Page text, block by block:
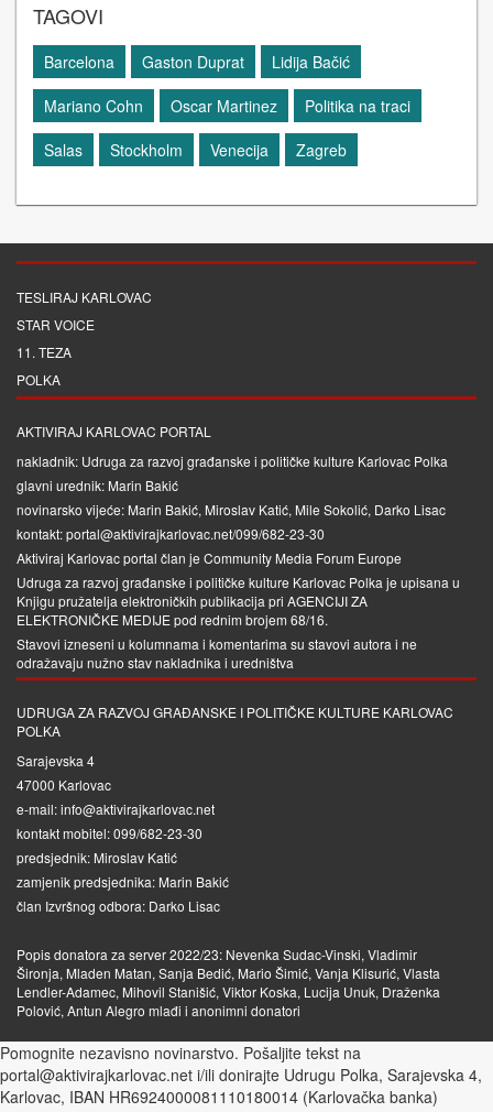
TAGOVI
Barcelona Gaston Duprat
Lidija Bačić
Mariano Cohn
Oscar Martinez
Politika na traci
Salas
Stockholm Venecija Zagreb
TESLIRAJ KARLOVAC
STAR VOICE
11. TEZA
POLKA
AKTIVIRAJ KARLOVAC PORTAL
nakladnik: Udruga za razvoj građanske i političke kulture Karlovac Polka
glavni urednik: Marin Bakić
novinarsko vijeće: Marin Bakić, Miroslav Katić, Mile Sokolić, Darko Lisac
kontakt: portal@aktivirajkarlovac.net/099/682-23-30
Aktiviraj Karlovac portal član je Community Media Forum Europe
Udruga za razvoj građanske i političke kulture Karlovac Polka je upisana u
Knjigu pružatelja elektroničkih publikacija pri AGENCIJI ZA
ELEKTRONIČKE MEDIJEpod rednim brojem 68/16.
Stavovi izneseni u kolumnama i komentarima su stavovi autora i ne
odražavaju nužno stav nakladnika i uredništva
UDRUGA ZA RAZVOJ GRAĐANSKE I POLITIČKE KULTURE KARLOVAC
POLKA
Sarajevska 4
47000 Karlovac
e-mail: info@aktivirajkarlovac.net
kontakt mobitel: 099/682-23-30
predsjednik: Miroslav Katić
zamjenik predsjednika: Marin Bakić
član Izvršnog odbora: Darko Lisac
Popis donatora za server 2022/23: Nevenka Sudac-Vinski, Vladimir
Šironja, Mladen Matan, Sanja Bedić, Mario Šimić, Vanja Klisurić, Vlasta
Lendler-Adamec, Mihovil Stanišić, Viktor Koska, Lucija Unuk, Draženka
Polović, Antun Alegro mlađi i anonimni donatori
Pomognite nezavisno novinarstvo. Pošaljite tekst na
portal@aktivirajkarlovac.net i/ili donirajte Udrugu Polka, Sarajevska 4,
Karlovac, IBAN HR6924000081110180014 (Karlovačka banka)